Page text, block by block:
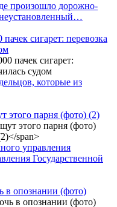
произошло дорожно-
сигарет: перевозка
которые из
этого парня (фото) (2)
управления
Государственной
в опознании (фото)